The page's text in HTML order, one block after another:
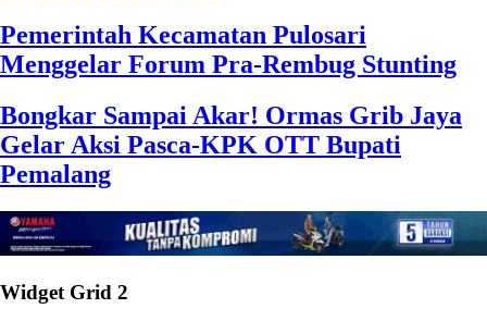
Pemerintah Kecamatan Pulosari
Menggelar Forum Pra-Rembug Stunting
Bongkar Sampai Akar! Ormas Grib Jaya
Gelar Aksi Pasca-KPK OTT Bupati
Pemalang
Widget Grid 2